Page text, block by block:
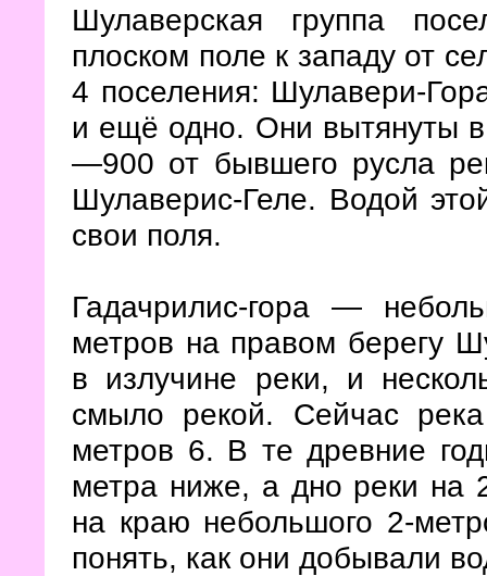
Шулаверская группа
плоском поле к западу от
4 поселения: Шулавери-
и ещё одно. Они вытянуты
—900 от бывшего русла
Шулаверис-Геле. Водой
свои поля.
Гадачрилис-гора —
метров на правом берегу
в излучине реки, и
смыло рекой. Сейчас река
метров 6. В те древние
метра ниже, а дно реки
на краю небольшого 2-
понять, как они добывали